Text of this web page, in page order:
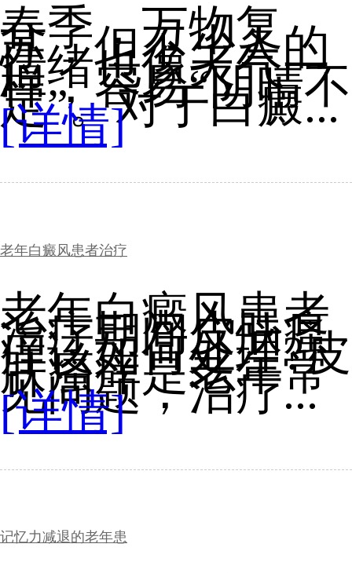
春季，万物复
苏，但不少人的
情绪也像天气一
样，容易“阴晴不
定”。对于白癜...
[详情]
老年白癜风患者治疗
老年白癜风患者
治疗期间皮肤瘙
痒该如何处理?皮
肤瘙痒是老年常
见问题，治疗...
[详情]
记忆力减退的老年患